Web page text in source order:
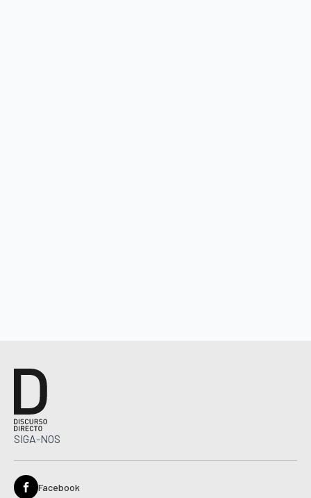
SIGA-NOS
Facebook